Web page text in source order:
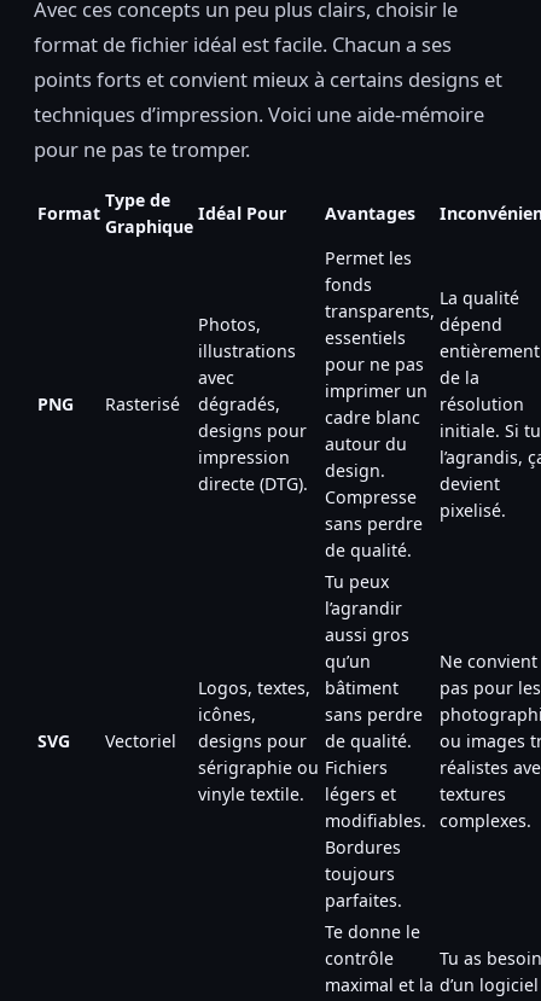
Avec ces concepts un peu plus clairs, choisir le
format de fichier idéal est facile. Chacun a ses
points forts et convient mieux à certains designs et
techniques d’impression. Voici une aide-mémoire
pour ne pas te tromper.
Format
Type de
Graphique
Idéal Pour Avantages
PNG Rasterisé
Photos,
illustrations
avec
dégradés,
designs pour
impression
directe (DTG).
Permet les
fonds
transparents,
essentiels
pour ne pas
imprimer un
cadre blanc
autour du
design.
Compresse
sans perdre
de qualité.
La qualité
dépend
entièrement
de la
résolution
initiale. Si tu
l’agrandis,
devient
pixelisé.
SVG Vectoriel
Logos, textes,
icônes,
designs pour
sérigraphie ou
vinyle textile.
Tu peux
l’agrandir
aussi gros
qu’un
bâtiment
sans perdre
de qualité.
Fichiers
légers et
modifiables.
Bordures
toujours
parfaites.
Ne convient
pas pour les
ou images
réalistes
textures
complexes.
Te donne le
contrôle
maximal et la
Tu as besoin
d’un logiciel